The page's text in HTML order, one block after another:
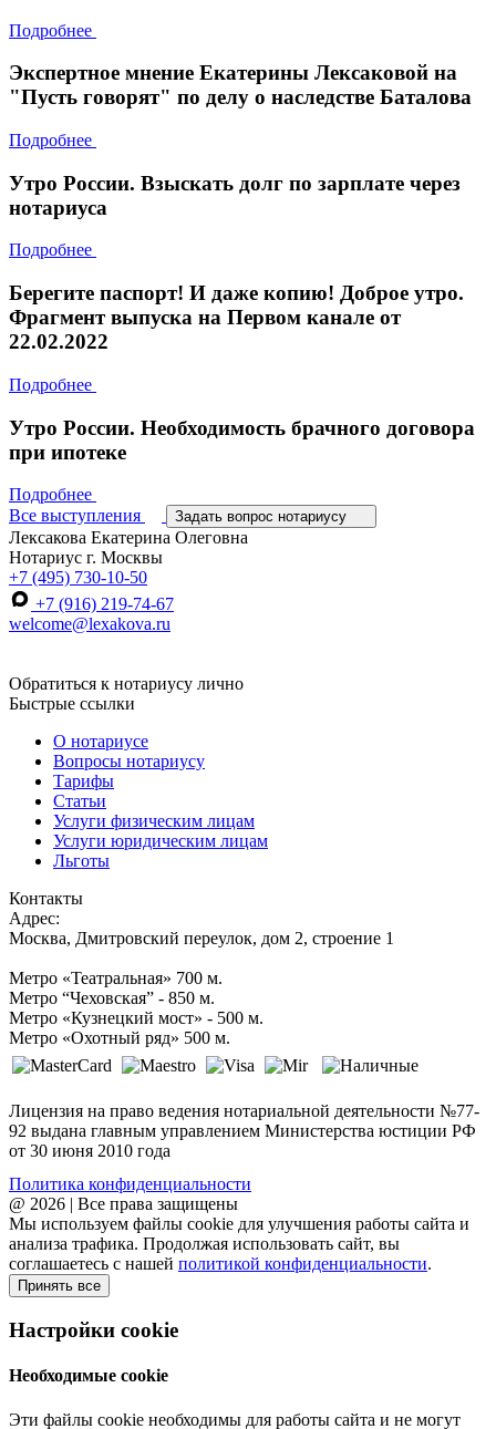
Подробнее
Экспертное мнение Екатерины Лексаковой на
"Пусть говорят" по делу о наследстве Баталова
Подробнее
Утро России. Взыскать долг по зарплате через
нотариуса
Подробнее
Берегите паспорт! И даже копию! Доброе утро.
Фрагмент выпуска на Первом канале от
22.02.2022
Подробнее
Утро России. Необходимость брачного договора
при ипотеке
Подробнее
Все выступления
Задать вопрос нотариусу
Лексакова Екатерина Олеговна
Нотариус г. Москвы
+7 (495) 730-10-50
+7 (916) 219-74-67
welcome@lexakova.ru
Обратиться к нотариусу лично
Быстрые ссылки
О нотариусе
Вопросы нотариусу
Тарифы
Статьи
Услуги физическим лицам
Услуги юридическим лицам
Льготы
Контакты
Адрес:
Москва, Дмитровский переулок, дом 2, строение 1
Метро «Театральная» 700 м.
Метро “Чеховская” - 850 м.
Метро «Кузнецкий мост» - 500 м.
Метро «Охотный ряд» 500 м.
Лицензия на право ведения нотариальной деятельности №77-
92 выдана главным управлением Министерства юстиции РФ
от 30 июня 2010 года
Политика конфиденциальности
@ 2026 | Все права защищены
Мы используем файлы cookie для улучшения работы сайта и
анализа трафика. Продолжая использовать сайт, вы
соглашаетесь с нашей политикой конфиденциальности.
Принять все
Настройки cookie
Необходимые cookie
Эти файлы cookie необходимы для работы сайта и не могут